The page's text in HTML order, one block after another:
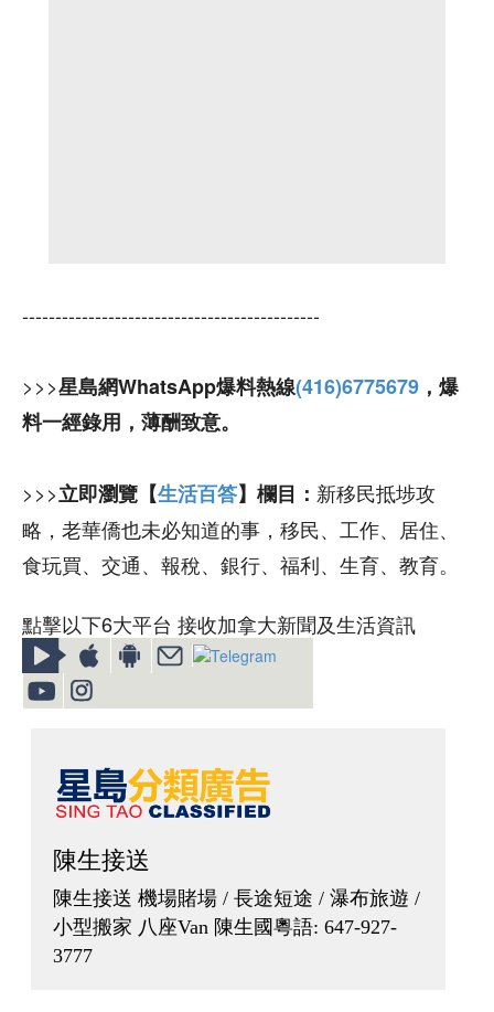
---------------------------------------------
>>>星島網WhatsApp爆料熱線(416)6775679 ，爆
料一經錄用，薄酬致意。
>>>立即瀏覽【生活百答】欄目： 新移民抵埗攻
略，老華僑也未必知道的事，移民、工作、居住、
食玩買、交通、報稅、銀行、福利、生育、教育。
點擊以下6大平台 接收加拿大新聞及生活資訊